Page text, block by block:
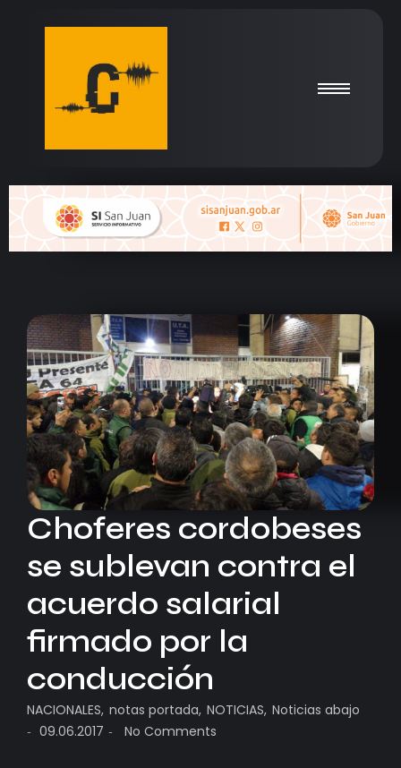
Choferes cordobeses
se sublevan contra el
acuerdo salarial
firmado por la
conducción
NACIONALES, notas portada, NOTICIAS, Noticias abajo
- 09.06.2017 - No Comments